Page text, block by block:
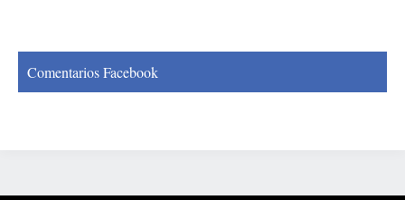
Comentarios Facebook